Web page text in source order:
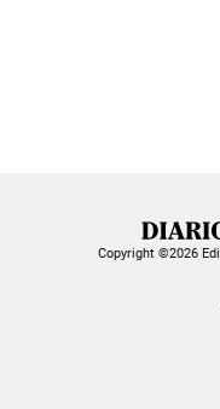
Copyright ©2026